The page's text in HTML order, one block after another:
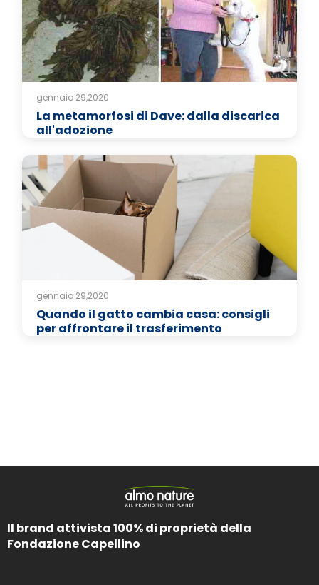
gennaio 29,2020
La metamorfosi di Dave: dalla discarica
all'adozione
gennaio 29,2020
Quando il gatto cambia casa: consigli
per affrontare il trasferimento
Il brand attivista 100% di proprietà della
Fondazione Capellino